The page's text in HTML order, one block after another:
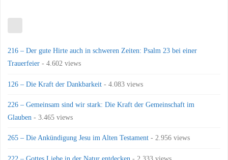
216 – Der gute Hirte auch in schweren Zeiten: Psalm 23 bei einer
Trauerfeier - 4.602 views
126 – Die Kraft der Dankbarkeit - 4.083 views
226 – Gemeinsam sind wir stark: Die Kraft der Gemeinschaft im
Glauben - 3.465 views
265 – Die Ankündigung Jesu im Alten Testament - 2.956 views